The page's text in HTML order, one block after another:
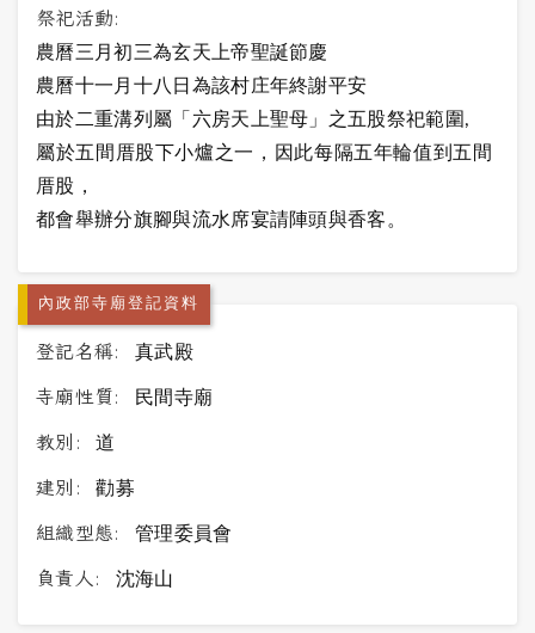
祭祀活動:
農曆三月初三為玄天上帝聖誕節慶
農曆十一月十八日為該村庄年終謝平安
由於二重溝列屬「六房天上聖母」之五股祭祀範圍,
屬於五間厝股下小爐之一，因此每隔五年輪值到五間
厝股，
都會舉辦分旗腳與流水席宴請陣頭與香客。
內政部寺廟登記資料
登記名稱: 真武殿
寺廟性質: 民間寺廟
教別: 道
建別: 勸募
組織型態: 管理委員會
負責人: 沈海山